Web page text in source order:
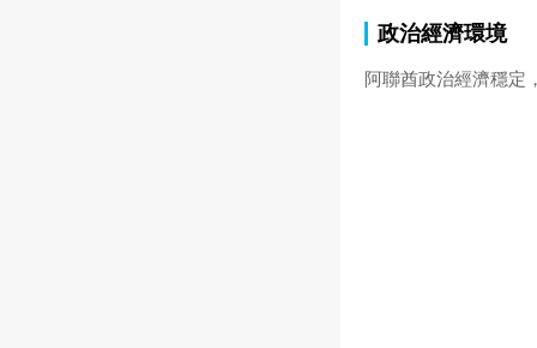
政治經濟環境
阿聯酋政治經濟穩定